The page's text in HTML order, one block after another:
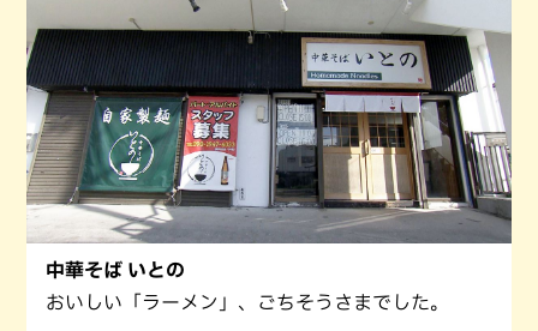
中華そば いとの
おいしい「ラーメン」、ごちそうさまでした。